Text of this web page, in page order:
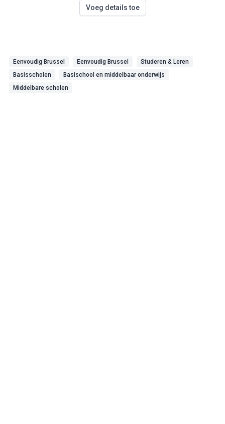
Voeg details toe
Eenvoudig Brussel Eenvoudig Brussel
Studeren & Leren
Basisscholen
Basischool en middelbaar onderwijs
Middelbare scholen